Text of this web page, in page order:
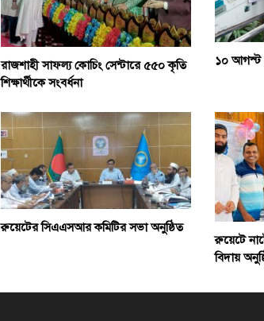
রাজশাহী সাফল্য কোচিং সেন্টারে ৫৫০ কৃতি
শিক্ষার্থীকে সংবর্ধনা
১০ আগস্ট
রুয়েটের সিএএসআর কমিটির সভা অনুষ্ঠিত
রুয়েটে
বিদায়